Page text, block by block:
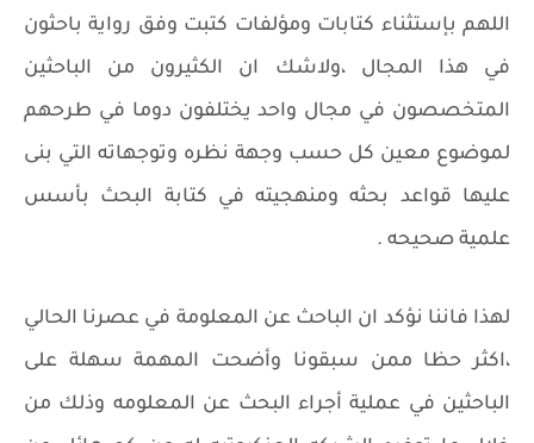
اللهم بإستثناء كتابات ومؤلفات كتبت وفق رواية باحثون
في هذا المجال ،ولاشك ان الكثيرون من الباحثين
المتخصصون في مجال واحد يختلفون دوما في طرحهم
لموضوع معين كل حسب وجهة نظره وتوجهاته التي بنى
عليها قواعد بحثه ومنهجيته في كتابة البحث بأسس
علمية صحيحه .
لهذا فاننا نؤكد ان الباحث عن المعلومة في عصرنا الحالي
،اكثر حظا ممن سبقونا وأضحت المهمة سهلة على
الباحثين في عملية أجراء البحث عن المعلومه وذلك من